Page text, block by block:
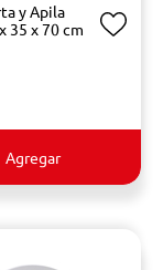
y Apila
35 x 70 cm
Agregar